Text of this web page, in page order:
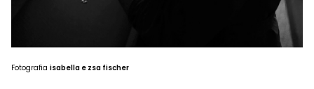
Fotografia isabella e zsa fischer